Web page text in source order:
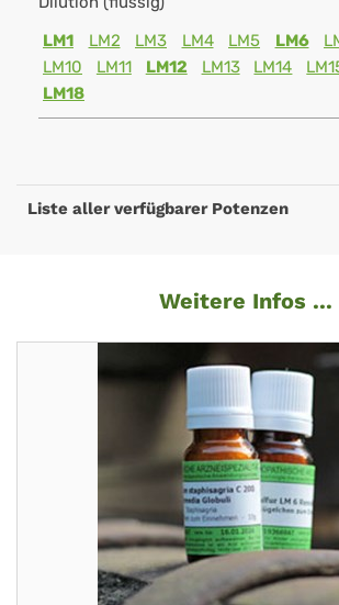
LM1
LM2 LM3 LM4 LM5 LM6
LM10
LM11 LM12 LM13 LM14
LM18
Liste aller verfügbarer Potenzen
Weitere Infos ...